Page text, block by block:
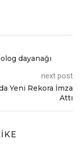
dayanağı
next post
Yeni Rekora İmza
Attı